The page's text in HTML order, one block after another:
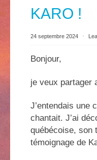
KARO !
24 septembre 2024 ⋅
Bonjour,
je veux partager
J’entendais une
chantait. J’ai
québécoise, son
témoignage de